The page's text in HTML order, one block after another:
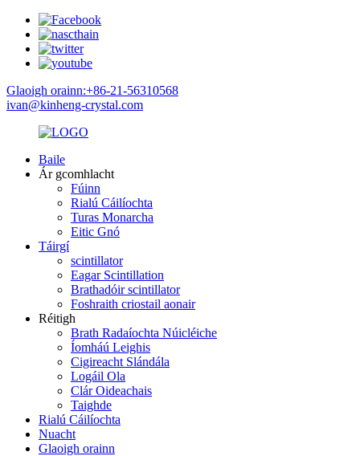
Glaoigh orainn:+86-21-56310568
ivan@kinheng-crystal.com
Baile
Ár gcomhlacht
Fúinn
Rialú Cáilíochta
Turas Monarcha
Eitic Gnó
Táirgí
scintillator
Eagar Scintillation
Brathadóir scintillator
Foshraith criostail aonair
Réitigh
Brath Radaíochta Núicléiche
Íomháú Leighis
Cigireacht Slándála
Logáil Ola
Clár Oideachais
Taighde
Rialú Cáilíochta
Nuacht
Glaoigh orainn